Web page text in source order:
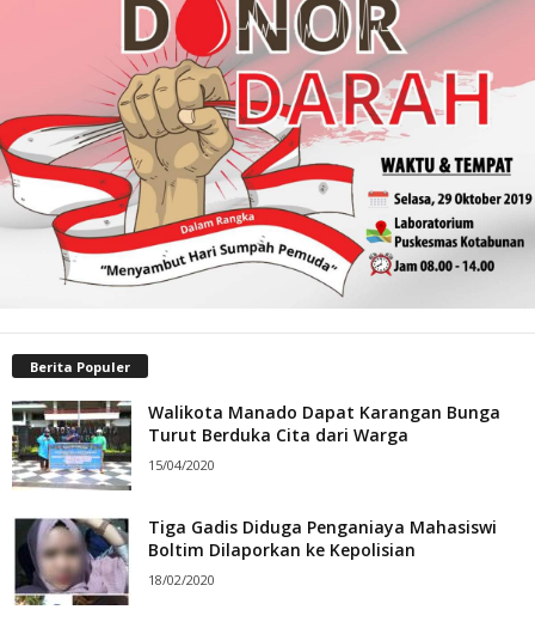
Berita Populer
Walikota Manado Dapat Karangan Bunga
Turut Berduka Cita dari Warga
15/04/2020
Tiga Gadis Diduga Penganiaya Mahasiswi
Boltim Dilaporkan ke Kepolisian
18/02/2020